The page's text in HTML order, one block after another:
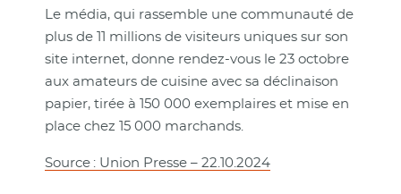
Le média, qui rassemble une communauté de
plus de 11 millions de visiteurs uniques sur son
site internet, donne rendez-vous le 23 octobre
aux amateurs de cuisine avec sa déclinaison
papier, tirée à 150 000 exemplaires et mise en
place chez 15 000 marchands.
Source : Union Presse – 22.10.2024